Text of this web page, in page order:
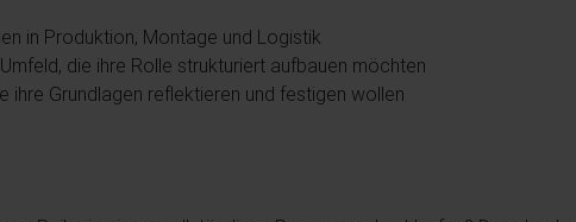
in Produktion, Montage und Logistik
die ihre Rolle strukturiert aufbauen möchten
ihre Grundlagen reflektieren und festigen wollen